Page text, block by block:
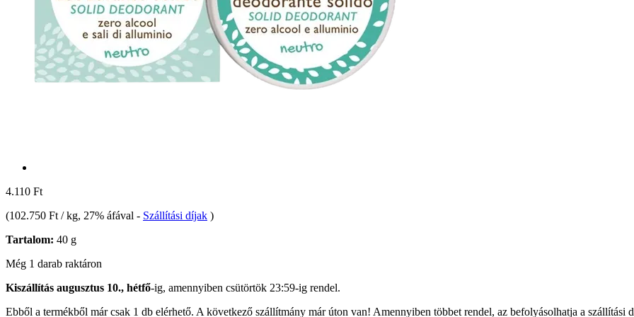
4.110 Ft
(102.750 Ft / kg, 27% áfával - Szállítási díjak )
Tartalom: 40 g
Még 1 darab raktáron
Kiszállítás augusztus 10., hétfő-ig, amennyiben csütörtök 23:59-ig rendel.
Ebből a termékből már csak 1 db elérhető. A következő szállítmány már úton van! Amennyiben többet rendel, az befolyásolhatja a szállítási